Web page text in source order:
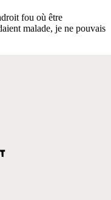
fou où être
malade, je ne pouvais